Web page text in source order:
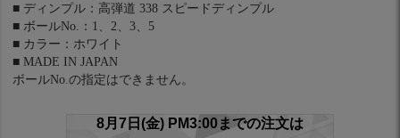
■ ディンプル：高弾道 338 スピードディンプル
■ ボールNo.：1、2、3、5
■ カラー：ホワイト
■ MADE IN JAPAN
ボールNo.の指定はできません。